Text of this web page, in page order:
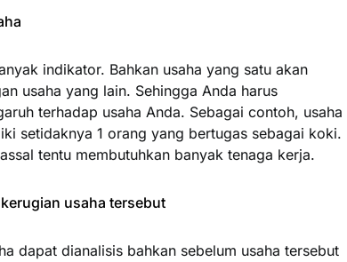
indikator. Bahkan usaha yang satu akan
usaha yang lain. Sehingga Anda harus
terhadap usaha Anda. Sebagai contoh, usaha
setidaknya 1 orang yang bertugas sebagai koki.
tentu membutuhkan banyak tenaga kerja.
usaha tersebut
dapat dianalisis bahkan sebelum usaha tersebut